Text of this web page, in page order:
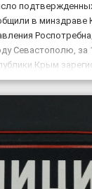
в
Севастополю, за
Крым
инфекции,
19», – по […]